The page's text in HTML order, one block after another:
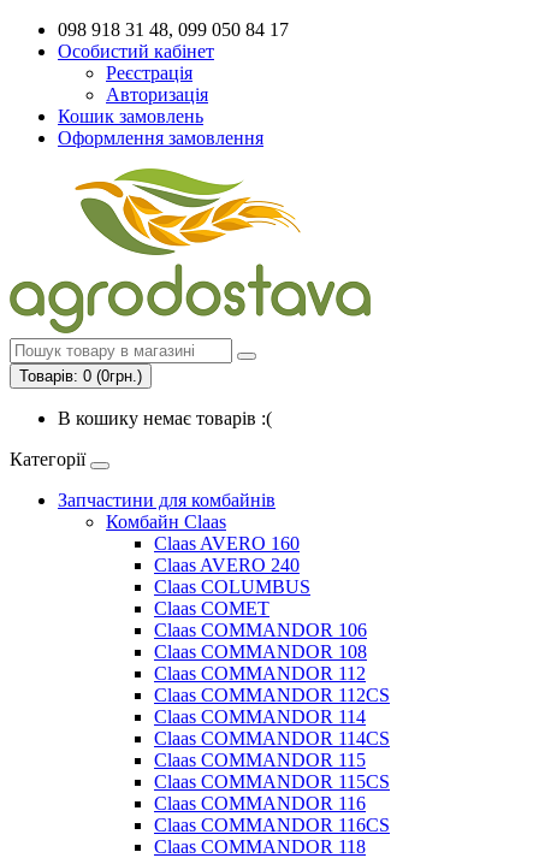
098 918 31 48, 099 050 84 17
Особистий кабінет
Реєстрація
Авторизація
Кошик замовлень
Оформлення замовлення
Товарів: 0 (0грн.)
В кошику немає товарів :(
Категорії
Запчастини для комбайнів
Комбайн Claas
Claas AVERO 160
Claas AVERO 240
Claas COLUMBUS
Claas COMET
Claas COMMANDOR 106
Claas COMMANDOR 108
Claas COMMANDOR 112
Claas COMMANDOR 112CS
Claas COMMANDOR 114
Claas COMMANDOR 114CS
Claas COMMANDOR 115
Claas COMMANDOR 115CS
Claas COMMANDOR 116
Claas COMMANDOR 116CS
Claas COMMANDOR 118